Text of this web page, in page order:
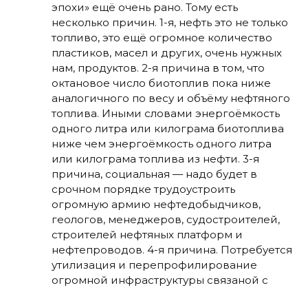
эпохи» ещё очень рано. Тому есть
несколько причин. 1-я, нефть это не только
топливо, это ещё огромное количество
пластиков, масел и других, очень нужных
нам, продуктов. 2-я причина в том, что
октановое число биотоплив пока ниже
аналогичного по весу и объёму нефтяного
топлива. Иными словами энергоёмкость
одного литра или килограма биотоплива
ниже чем энергоёмкость одного литра
или килограма топлива из нефти. 3-я
причина, социальная — надо будет в
срочном порядке трудоустроить
огромную армию нефтедобыдчиков,
геологов, менеджеров, судостроителей,
строителей нефтяных платформ и
нефтепроводов. 4-я причина. Потребуется
утилизация и перепрофилирование
огромной инфраструктуры связаной с